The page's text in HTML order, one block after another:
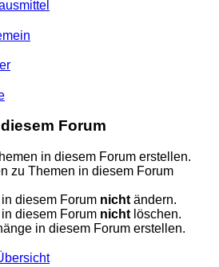
Forum
in diesem Forum erstellen.
zu Themen in diesem Forum
diesem Forum nicht ändern.
diesem Forum nicht löschen.
in diesem Forum erstellen.